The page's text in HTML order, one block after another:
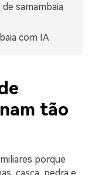
samambaia
com IA
tão
porque